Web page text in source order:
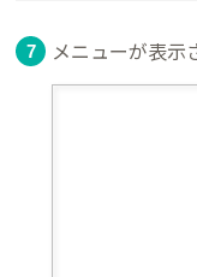
メニューが表示